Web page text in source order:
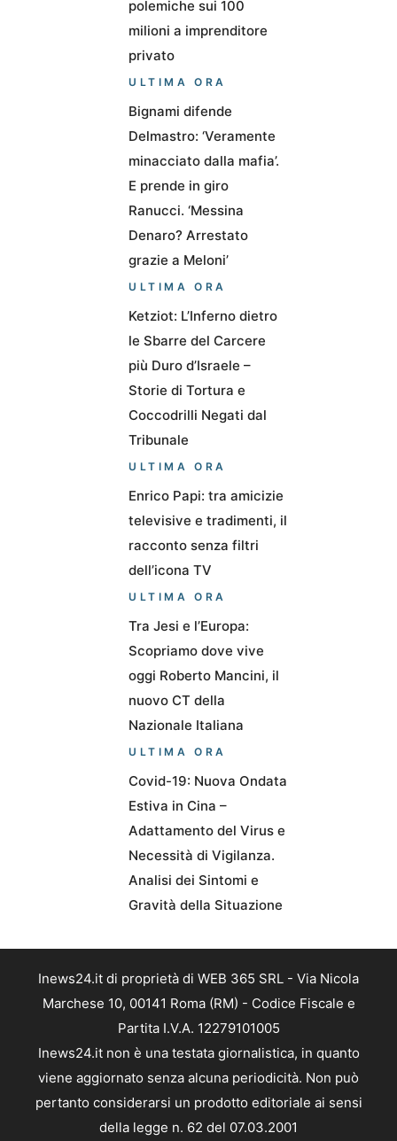
polemiche sui 100
milioni a imprenditore
privato
ULTIMA ORA
Bignami difende
Delmastro: ‘Veramente
minacciato dalla mafia’.
E prende in giro
Ranucci. ‘Messina
Denaro? Arrestato
grazie a Meloni’
ULTIMA ORA
Ketziot: L’Inferno dietro
le Sbarre del Carcere
più Duro d’Israele –
Storie di Tortura e
Coccodrilli Negati dal
Tribunale
ULTIMA ORA
Enrico Papi: tra amicizie
televisive e tradimenti, il
racconto senza filtri
dell’icona TV
ULTIMA ORA
Tra Jesi e l’Europa:
Scopriamo dove vive
oggi Roberto Mancini, il
nuovo CT della
Nazionale Italiana
ULTIMA ORA
Covid-19: Nuova Ondata
Estiva in Cina –
Adattamento del Virus e
Necessità di Vigilanza.
Analisi dei Sintomi e
Gravità della Situazione
Inews24.it di proprietà di WEB 365 SRL - Via Nicola
Marchese 10, 00141 Roma (RM) - Codice Fiscale e
Partita I.V.A. 12279101005
Inews24.it non è una testata giornalistica, in quanto
viene aggiornato senza alcuna periodicità. Non può
pertanto considerarsi un prodotto editoriale ai sensi
della legge n. 62 del 07.03.2001